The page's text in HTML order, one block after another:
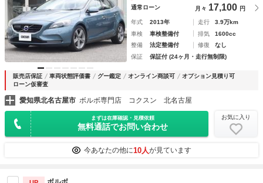
通常ローン 月々 17,100 円
年式 2013年 走行
3.9万km
車検
車検整備付 排気
1600cc
整備
法定整備付 修復
なし
保証
保証付 (24ヶ月・走行無制限)
販売店保証 車両状態評価書 グー鑑定 オンライン商談可
オプション見積り可
ローン仮審査
愛知県北名古屋市 ボルボ専門店 コクスン 北名古屋
まずは在庫確認・見積依頼
無料通話でお問い合わせ
お気に入り
今あなたの他に10人が見ています